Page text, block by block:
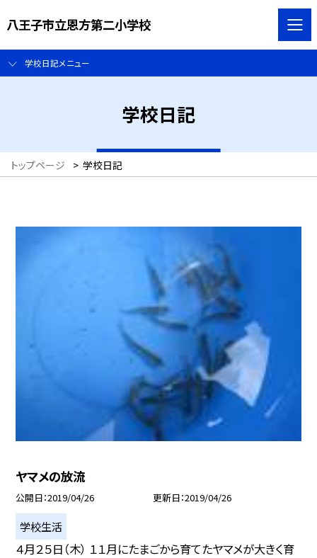
八王子市立恩方第二小学校
学校日記メニュー
学校日記
トップページ > 学校日記
ヤマメの放流
公開日 2019/04/26 更新日 2019/04/26
学校生活
４月２５日（木） １１月にたまごから育てたヤマメが大きく育